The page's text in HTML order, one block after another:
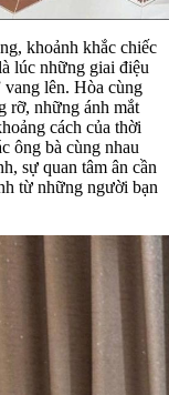
khoảnh khắc chiếc
lúc những giai điệu
vang lên. Hòa cùng
rỡ, những ánh mắt
cách của thời
ông bà cùng nhau
sự quan tâm ân cần
từ những người bạn